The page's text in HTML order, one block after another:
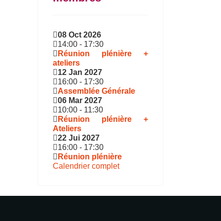
08 Oct 2026
14:00 - 17:30
Réunion plénière +
ateliers
12 Jan 2027
16:00 - 17:30
Assemblée Générale
06 Mar 2027
10:00 - 11:30
Réunion plénière +
Ateliers
22 Jui 2027
16:00 - 17:30
Réunion plénière
Calendrier complet